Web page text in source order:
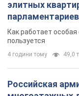
22 хвилини тому